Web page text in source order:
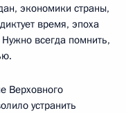
экономики страны,
время, эпоха
всегда помнить,
Верховного
устранить